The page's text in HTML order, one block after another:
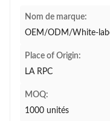
Nom de marque:
OEM/ODM/White-
Place of Origin:
LA RPC
MOQ:
1000 unités